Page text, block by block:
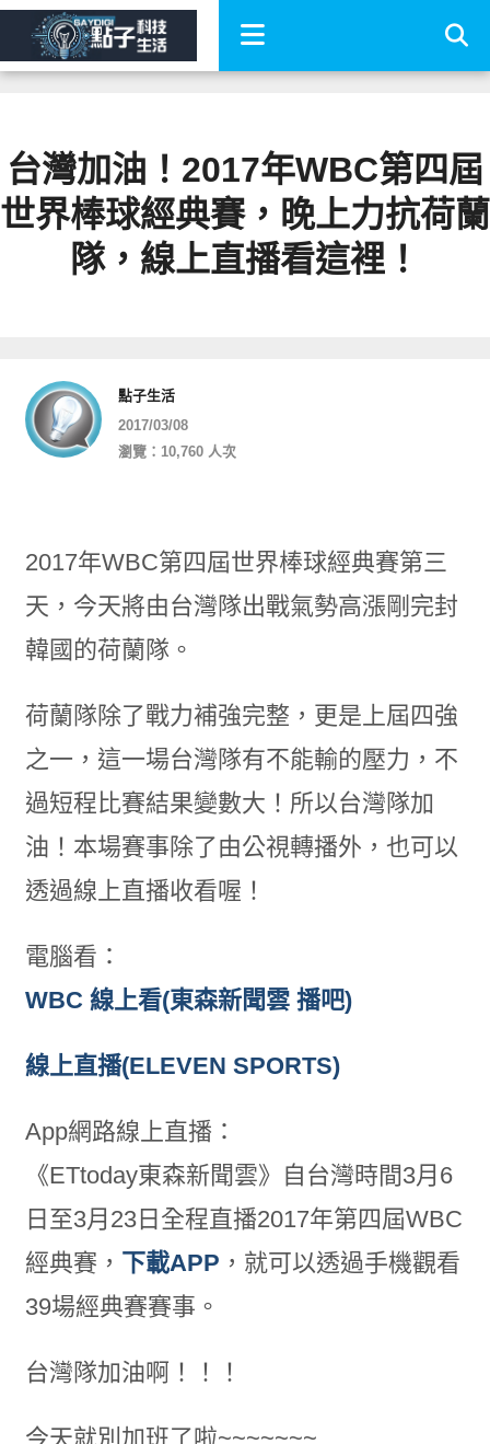
台灣加油！2017年WBC第四屆
世界棒球經典賽，晚上力抗荷蘭
隊，線上直播看這裡！
點子生活
2017/03/08
瀏覽：10,760 人次
2017年WBC第四屆世界棒球經典賽第三
天，今天將由台灣隊出戰氣勢高漲剛完封
韓國的荷蘭隊。
荷蘭隊除了戰力補強完整，更是上屆四強
之一，這一場台灣隊有不能輸的壓力，不
過短程比賽結果變數大！所以台灣隊加
油！本場賽事除了由公視轉播外，也可以
透過線上直播收看喔！
電腦看：
WBC 線上看(東森新聞雲 播吧)
線上直播(ELEVEN SPORTS)
App網路線上直播：
《ETtoday東森新聞雲》自台灣時間3月6
日至3月23日全程直播2017年第四屆WBC
經典賽， 下載APP ，就可以透過手機觀看
39場經典賽賽事。
台灣隊加油啊！！！
今天就別加班了啦~~~~~~~